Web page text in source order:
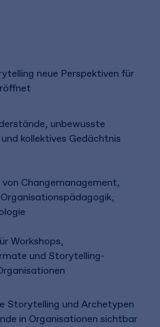
neue Perspektiven für
unbewusste
kollektives Gedächtnis
Changemanagement,
Workshops,
und Storytelling-
Storytelling und Archetypen
in Organisationen sichtbar